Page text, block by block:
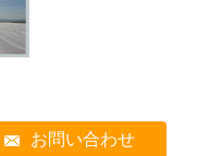
お問い合わせ